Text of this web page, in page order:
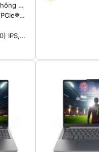
hỗ
IPS,
tần số